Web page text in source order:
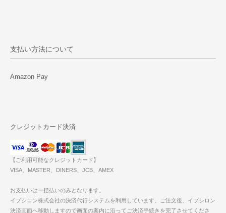
支払い方法について
Amazon Pay
クレジットカード決済
【ご利用可能なクレジットカード】
VISA、MASTER、DINERS、JCB、AMEX
お支払いは一括払いのみとなります。
イプシロン株式会社の決済代行システムを利用しています。ご注文後、イプシロン
決済画面へ移動しますので画面の案内に沿ってご決済手続きを完了させてくださ